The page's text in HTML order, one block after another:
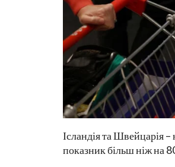
Ісландія та Швейцарія
показник більш ніж на